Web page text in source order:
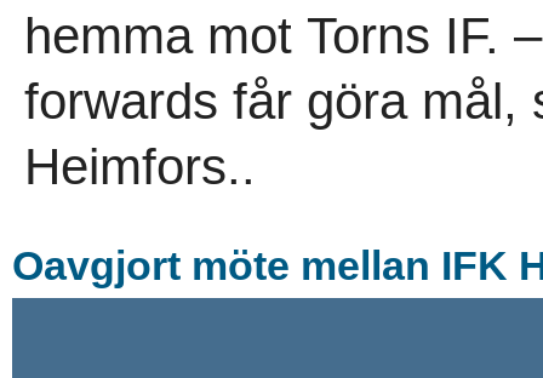
hemma mot Torns IF.
forwards får göra mål,
Heimfors..
Oavgjort möte mellan IFK